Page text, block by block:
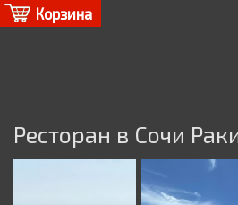
Корзина
Ресторан в Сочи